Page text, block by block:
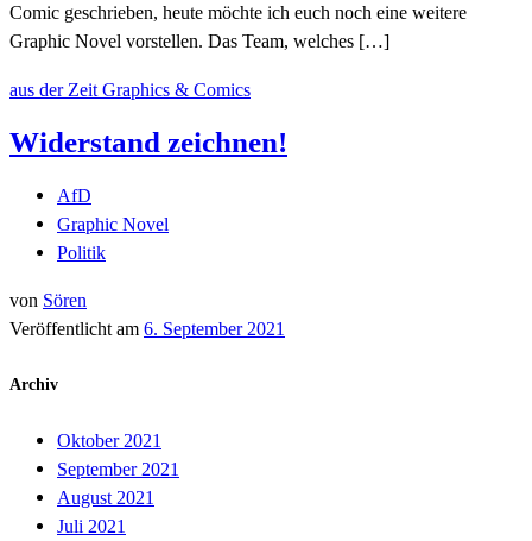
Comic geschrieben, heute möchte ich euch noch eine weitere
Graphic Novel vorstellen. Das Team, welches […]
aus der Zeit Graphics & Comics
Widerstand zeichnen!
AfD
Graphic Novel
Politik
von Sören
Veröffentlicht am 6. September 2021
Archiv
Oktober 2021
September 2021
August 2021
Juli 2021